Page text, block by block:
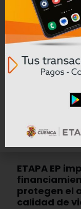
ETAPA EP
protegen el
calidad de